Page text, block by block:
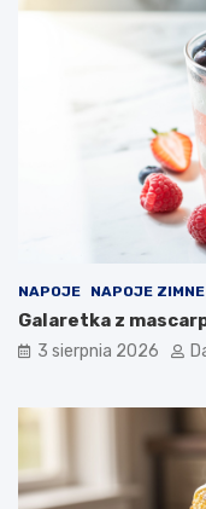
NAPOJE NAPOJE ZIMNE
Galaretka z
3 sierpnia 2026